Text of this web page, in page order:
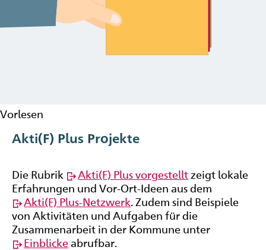
Vorlesen
Akti(F) Plus Projekte
Die Rubrik Akti(F) Plus vorgestellt zeigt lokale
Erfahrungen und Vor-Ort-Ideen aus dem
Akti(F) Plus-Netzwerk. Zudem sind Beispiele
von Aktivitäten und Aufgaben für die
Zusammenarbeit in der Kommune unter
Einblickeabrufbar.